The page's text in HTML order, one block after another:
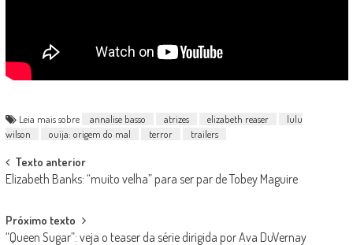
Leia mais sobre annalise basso atrizes elizabeth reaser
lulu
wilson
ouija: origem do mal terror trailers
Post
navigation
Texto anterior
Elizabeth Banks: “muito velha” para ser par de Tobey Maguire
Próximo texto
“Queen Sugar”: veja o teaser da série dirigida por Ava DuVernay